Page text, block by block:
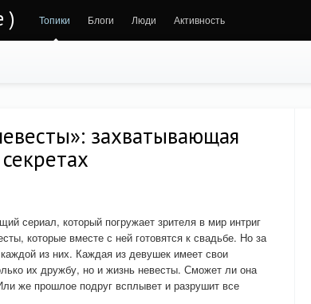
) Топики Блоги Люди Активность
захватывающая
сериал, который погружает зрителя в мир интриг
которые вместе с ней готовятся к свадьбе. Но за
из них. Каждая из девушек имеет свои
их дружбу, но и жизнь невесты. Сможет ли она
же прошлое подруг всплывет и разрушит все